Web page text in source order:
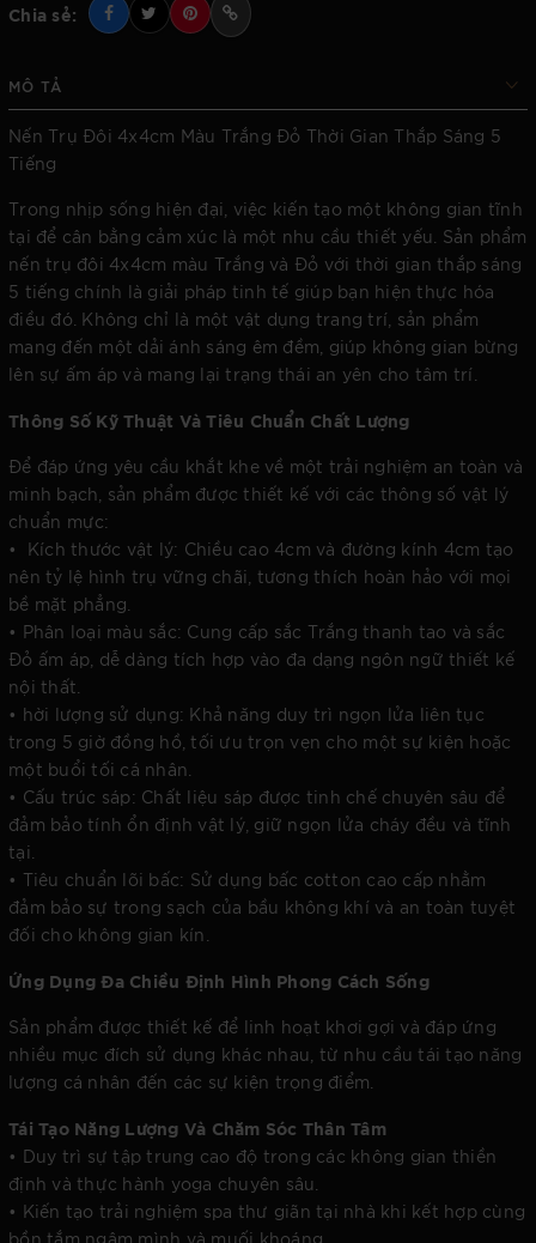
Chia sẻ:
MÔ TẢ
Nến Trụ Đôi 4x4cm Màu Trắng Đỏ Thời Gian Thắp Sáng 5
Tiếng
Trong nhịp sống hiện đại, việc kiến tạo một không gian tĩnh
tại để cân bằng cảm xúc là một nhu cầu thiết yếu. Sản phẩm
nến trụ đôi 4x4cm màu Trắng và Đỏ với thời gian thắp sáng
5 tiếng chính là giải pháp tinh tế giúp bạn hiện thực hóa
điều đó. Không chỉ là một vật dụng trang trí, sản phẩm
mang đến một dải ánh sáng êm đềm, giúp không gian bừng
lên sự ấm áp và mang lại trạng thái an yên cho tâm trí.
Thông Số Kỹ Thuật Và Tiêu Chuẩn Chất Lượng
Để đáp ứng yêu cầu khắt khe về một trải nghiệm an toàn và
minh bạch, sản phẩm được thiết kế với các thông số vật lý
chuẩn mực:
• Kích thước vật lý: Chiều cao 4cm và đường kính 4cm tạo
nên tỷ lệ hình trụ vững chãi, tương thích hoàn hảo với mọi
bề mặt phẳng.
• Phân loại màu sắc: Cung cấp sắc Trắng thanh tao và sắc
Đỏ ấm áp, dễ dàng tích hợp vào đa dạng ngôn ngữ thiết kế
nội thất.
• hời lượng sử dụng: Khả năng duy trì ngọn lửa liên tục
trong 5 giờ đồng hồ, tối ưu trọn vẹn cho một sự kiện hoặc
một buổi tối cá nhân.
• Cấu trúc sáp: Chất liệu sáp được tinh chế chuyên sâu để
đảm bảo tính ổn định vật lý, giữ ngọn lửa cháy đều và tĩnh
tại.
• Tiêu chuẩn lõi bấc: Sử dụng bấc cotton cao cấp nhằm
đảm bảo sự trong sạch của bầu không khí và an toàn tuyệt
đối cho không gian kín.
Ứng Dụng Đa Chiều Định Hình Phong Cách Sống
Sản phẩm được thiết kế để linh hoạt khơi gợi và đáp ứng
nhiều mục đích sử dụng khác nhau, từ nhu cầu tái tạo năng
lượng cá nhân đến các sự kiện trọng điểm.
Tái Tạo Năng Lượng Và Chăm Sóc Thân Tâm
• Duy trì sự tập trung cao độ trong các không gian thiền
định và thực hành yoga chuyên sâu.
• Kiến tạo trải nghiệm spa thư giãn tại nhà khi kết hợp cùng
bồn tắm ngâm mình và muối khoáng.